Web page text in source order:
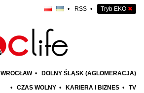
• RSS • Tryb EKO ✖
WROCŁAW • DOLNY ŚLĄSK (AGLOMERACJA)
• CZAS WOLNY • KARIERA I BIZNES • TV